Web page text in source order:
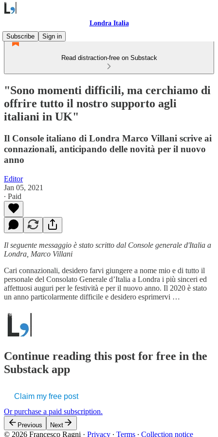
Londra Italia
Subscribe
Sign in
Read distraction-free on Substack
"Sono momenti difficili, ma cerchiamo di
offrire tutto il nostro supporto agli
italiani in UK"
Il Console italiano di Londra Marco Villani scrive ai
connazionali, anticipando delle novità per il nuovo
anno
Editor
Jan 05, 2021
∙ Paid
Il seguente messaggio è stato scritto dal Console generale d'Italia a
Londra, Marco Villani
Cari connazionali, desidero farvi giungere a nome mio e di tutto il
personale del Consolato Generale d’Italia a Londra i più sinceri ed
affettuosi auguri per le festività e per il nuovo anno. Il 2020 è stato
un anno particolarmente difficile e desidero esprimervi …
Continue reading this post for free in the
Substack app
Claim my free post
Or purchase a paid subscription.
Previous Next
© 2026 Francesco Ragni · Privacy ∙ Terms ∙ Collection notice